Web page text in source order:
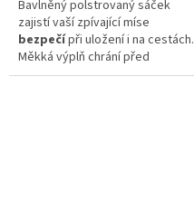
Bavlněný polstrovaný sáček
zajistí vaší zpívající míse
bezpečípři uložení i na cestách.
Měkká výplň chrání před
poškrábáníma tlumí nárazy.